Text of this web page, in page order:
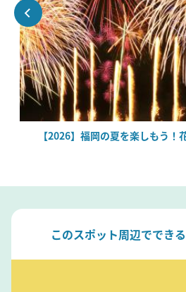
【2026】福岡の夏を楽しもう！
このスポット周辺ででき